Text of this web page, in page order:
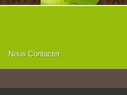
Nous Contacter